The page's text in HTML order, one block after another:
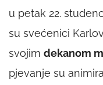
u petak 22.
su svećenici
svojim dekanom
pjevanje su